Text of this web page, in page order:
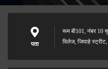
पता
रूम बी101, नंबर 10
विलेज, जियाहे